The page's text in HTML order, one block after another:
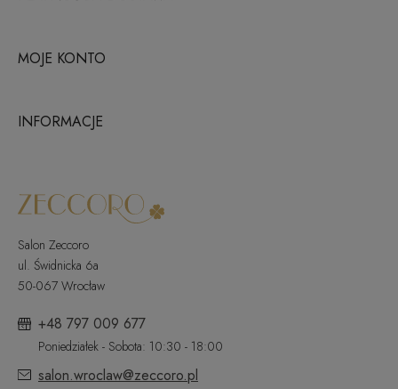
MOJE KONTO
INFORMACJE
Salon Zeccoro
ul. Świdnicka 6a
50-067 Wrocław
+48 797 009 677
Poniedziałek - Sobota: 10:30 - 18:00
salon.wroclaw@zeccoro.pl